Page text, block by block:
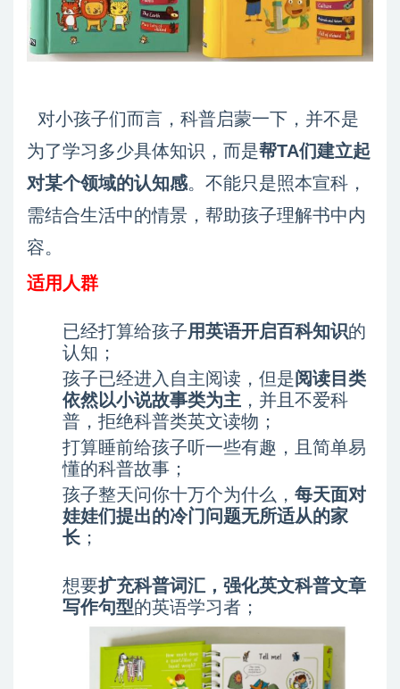
对小孩子们而言，科普启蒙一下，并不是
为了学习多少具体知识，而是帮TA们建立起
对某个领域的认知感。不能只是照本宣科，
需结合生活中的情景，帮助孩子理解书中内
容。
适用人群
已经打算给孩子用英语开启百科知识的
认知；
孩子已经进入自主阅读，但是阅读目类
依然以小说故事类为主 ，并且不爱科
普，拒绝科普类英文读物；
打算睡前给孩子听一些有趣，且简单易
懂的科普故事；
孩子整天问你十万个为什么， 每天面对
娃娃们提出的冷门问题无所适从的家
长 ；
想要扩充科普词汇，强化英文科普文章
写作句型的英语学习者；